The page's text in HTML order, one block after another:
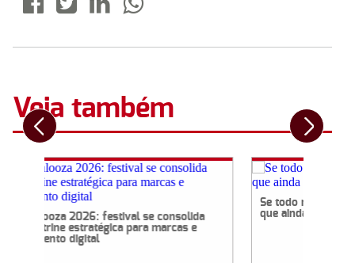
Veja também
Lollapalooza 2026: festival se consolida
como vitrine estratégica para marcas e
engajamento digital